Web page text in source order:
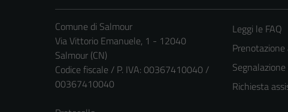
Comune di Salmour
Via Vittorio Emanuele, 1 - 12040
Salmour (CN)
Codice fiscale / P. IVA: 00367410040 /
00367410040
Leggi le FAQ
Richiesta